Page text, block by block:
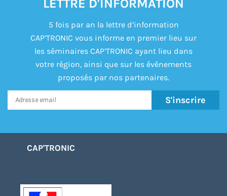
LETTRE D'INFORMATION
5 fois par an la lettre d’information
CAP’TRONIC vous informe en premier lieu sur
les séminaires CAP’TRONIC ayant lieu dans
votre région, ainsi que sur les événements
proposés par nos partenaires.
S'inscrire
CAP'TRONIC